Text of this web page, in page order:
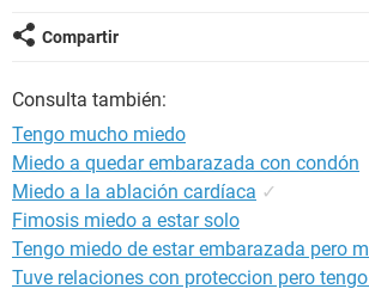
GLOSARIO
Compartir
Consulta también:
Tengo mucho miedo
Miedo a quedar embarazada con condón
Miedo a la ablación cardíaca ✓
Fimosis miedo a estar solo
Tengo miedo de estar embarazada pero
Tuve relaciones con proteccion pero